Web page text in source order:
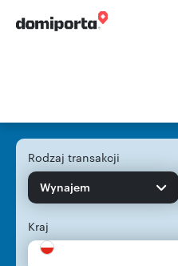
Rodzaj transakcji
Wynajem
Kraj